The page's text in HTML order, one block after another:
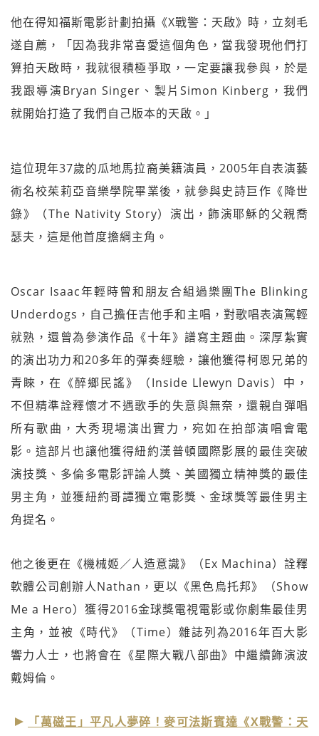
他在得知福斯電影計劃拍攝《X戰警：天啟》時，立刻毛
遂自薦，「因為我非常喜愛這個角色，當我發現他們打
算拍天啟時，我就很積極爭取，一定要讓我參與，於是
我跟導演Bryan Singer、製片Simon Kinberg，我們
就開始打造了我們自己版本的天啟。」
這位現年37歲的瓜地馬拉裔美籍演員，2005年自表演藝
術名校茱莉亞音樂學院畢業後，就參與史詩巨作《降世
錄》（The Nativity Story）演出，飾演耶穌的父親喬
瑟夫，這是他首度擔綱主角。
Oscar Isaac年輕時曾和朋友合組過樂團The Blinking
Underdogs，自己擔任吉他手和主唱，對歌唱表演駕輕
就熟，還曾為參演作品《十年》譜寫主題曲。深厚紮實
的演出功力和20多年的彈奏經驗，讓他獲得柯恩兄弟的
青睞，在《醉鄉民謠》（Inside Llewyn Davis）中，
不但精準詮釋懷才不遇歌手的失意與無奈，還親自彈唱
所有歌曲，大秀現場演出實力，宛如在拍部演唱會電
影。這部片也讓他獲得紐約漢普頓國際影展的最佳突破
演技獎、多倫多電影評論人獎、美國獨立精神獎的最佳
男主角，並獲紐約哥譚獨立電影獎、金球獎等最佳男主
角提名。
他之後更在《機械姬／人造意識》（Ex Machina）詮釋
軟體公司創辦人Nathan，更以《黑色烏托邦》（Show
Me a Hero）獲得2016金球獎電視電影或你劇集最佳男
主角，並被《時代》（Time）雜誌列為2016年百大影
響力人士，也將會在《星際大戰八部曲》中繼續飾演波
戴姆倫。
「萬磁王」平凡人夢碎！麥可法斯賓達《X戰警：天